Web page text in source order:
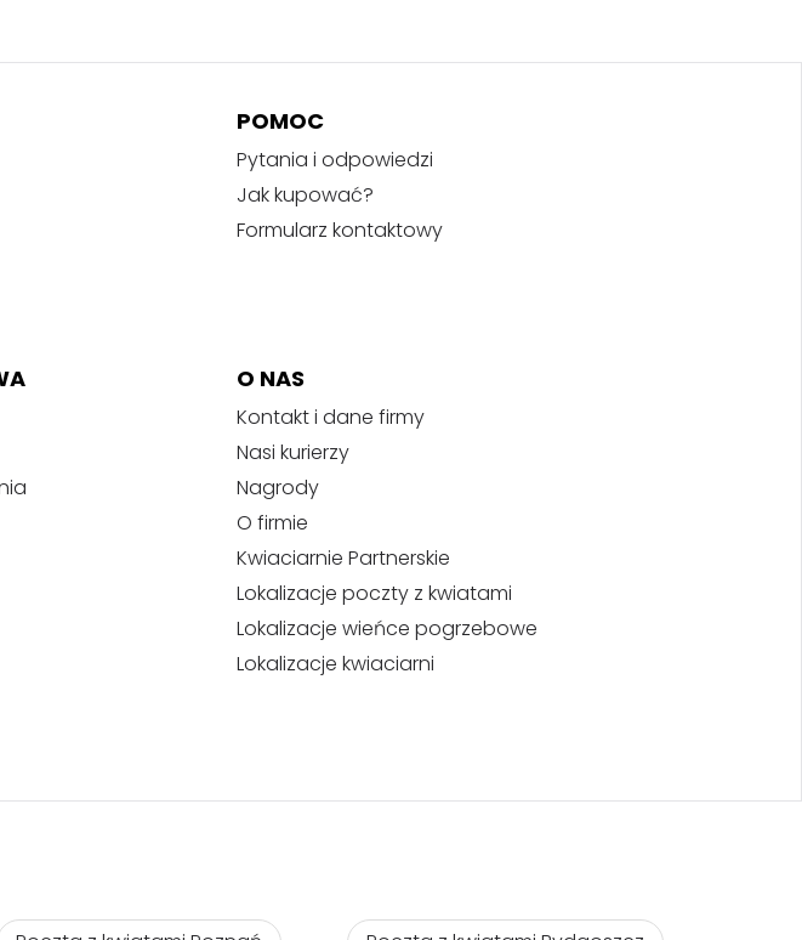
POMOC
Pytania i odpowiedzi
Jak kupować?
Formularz kontaktowy
O NAS
Kontakt i dane firmy
Nasi kurierzy
Nagrody
O firmie
Kwiaciarnie Partnerskie
Lokalizacje poczty z kwiatami
Lokalizacje wieńce pogrzebowe
Lokalizacje kwiaciarni